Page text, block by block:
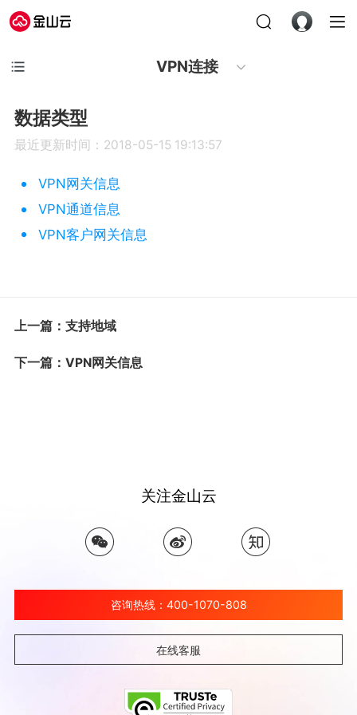
VPN连接
数据类型
最近更新时间：2018-05-15 19:13:57
VPN网关信息
VPN通道信息
VPN客户网关信息
上一篇：支持地域
下一篇：VPN网关信息
关注金山云
咨询热线：400-1070-808
在线客服